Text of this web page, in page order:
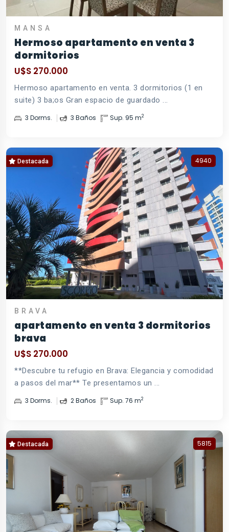
MANSA
Hermoso apartamento en venta 3
dormitorios
U$S 270.000
Hermoso apartamento en venta. 3 dormitorios (1 en
suite) 3 ba;os Gran espacio de guardado ...
3 Dorms. 3 Baños Sup. 95 m2
Destacada 4940
BRAVA
apartamento en venta 3 dormitorios
brava
U$S 270.000
**Descubre tu refugio en Brava: Elegancia y comodidad
a pasos del mar** Te presentamos un ...
3 Dorms. 2 Baños Sup. 76 m2
Destacada 5815